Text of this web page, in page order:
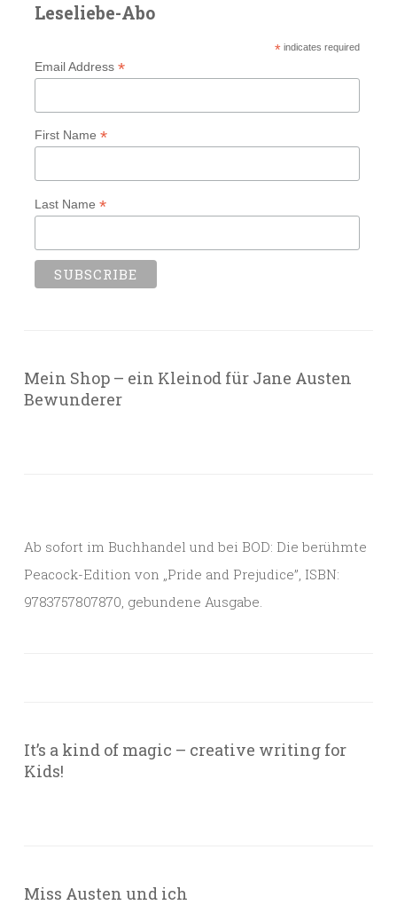
Leseliebe-Abo
*indicates required
Email Address *
First Name *
Last Name *
Mein Shop – ein Kleinod für Jane Austen
Bewunderer
Ab sofort im Buchhandel und bei BOD: Die berühmte
Peacock-Edition von „Pride and Prejudice”, ISBN:
9783757807870, gebundene Ausgabe.
It’s a kind of magic – creative writing for
Kids!
Miss Austen und ich